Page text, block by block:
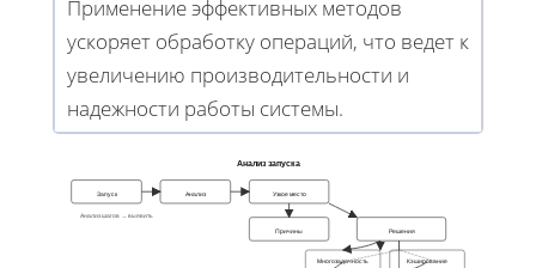
Применение эффективных методов
ускоряет обработку операций, что ведет к
увеличению производительности и
надежности работы системы.
Анализ запуска
Запуск Анализ Узкое место
Причины Решения
Многозадачность Кэширование
Анализ шагов → выявить